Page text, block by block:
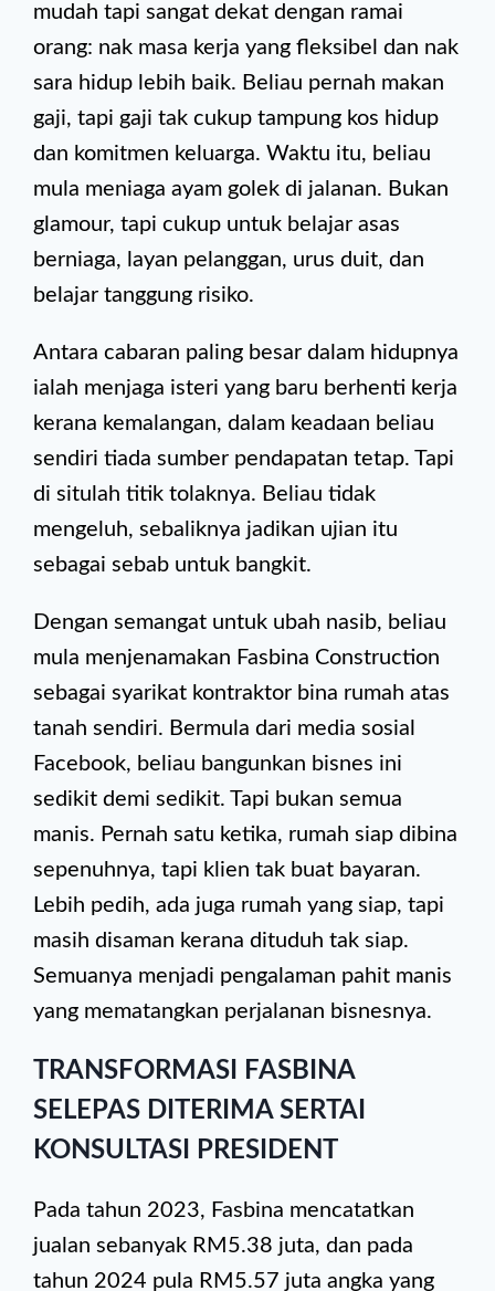
mudah tapi sangat dekat dengan ramai
orang: nak masa kerja yang fleksibel dan nak
sara hidup lebih baik. Beliau pernah makan
gaji, tapi gaji tak cukup tampung kos hidup
dan komitmen keluarga. Waktu itu, beliau
mula meniaga ayam golek di jalanan. Bukan
glamour, tapi cukup untuk belajar asas
berniaga, layan pelanggan, urus duit, dan
belajar tanggung risiko.
Antara cabaran paling besar dalam hidupnya
ialah menjaga isteri yang baru berhenti kerja
kerana kemalangan, dalam keadaan beliau
sendiri tiada sumber pendapatan tetap. Tapi
di situlah titik tolaknya. Beliau tidak
mengeluh, sebaliknya jadikan ujian itu
sebagai sebab untuk bangkit.
Dengan semangat untuk ubah nasib, beliau
mula menjenamakan Fasbina Construction
sebagai syarikat kontraktor bina rumah atas
tanah sendiri. Bermula dari media sosial
Facebook, beliau bangunkan bisnes ini
sedikit demi sedikit. Tapi bukan semua
manis. Pernah satu ketika, rumah siap dibina
sepenuhnya, tapi klien tak buat bayaran.
Lebih pedih, ada juga rumah yang siap, tapi
masih disaman kerana dituduh tak siap.
Semuanya menjadi pengalaman pahit manis
yang mematangkan perjalanan bisnesnya.
TRANSFORMASI FASBINA
SELEPAS DITERIMA SERTAI
KONSULTASI PRESIDENT
Pada tahun 2023, Fasbina mencatatkan
jualan sebanyak RM5.38 juta, dan pada
tahun 2024 pula RM5.57 juta angka yang